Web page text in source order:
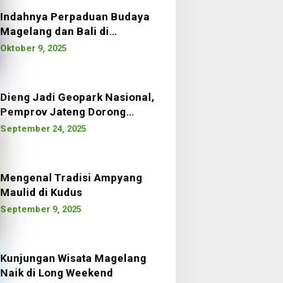
Indahnya Perpaduan Budaya
Magelang dan Bali di
Borobudur Moon
Oktober 9, 2025
Dieng Jadi Geopark Nasional,
Pemprov Jateng Dorong
Pertumbuhan Ekonomi
September 24, 2025
Mengenal Tradisi Ampyang
Maulid di Kudus
September 9, 2025
Kunjungan Wisata Magelang
Naik di Long Weekend